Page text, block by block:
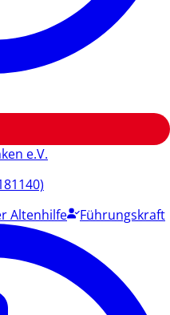
e.V.
Altenhilfe Führungskraft